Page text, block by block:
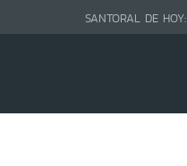
SANTORAL DE HOY: